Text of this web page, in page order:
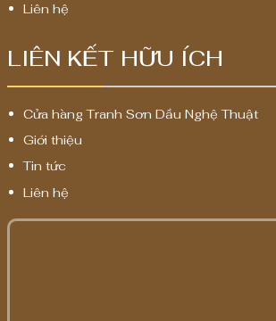
Liên hệ
LIÊN KẾT HỮU ÍCH
Cửa hàng Tranh Sơn Dầu Nghệ Thuật
Giới thiệu
Tin tức
Liên hệ